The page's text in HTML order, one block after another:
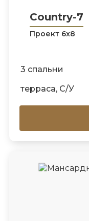
Country-7
Проект 6х8
3 спальни
терраса, С/У